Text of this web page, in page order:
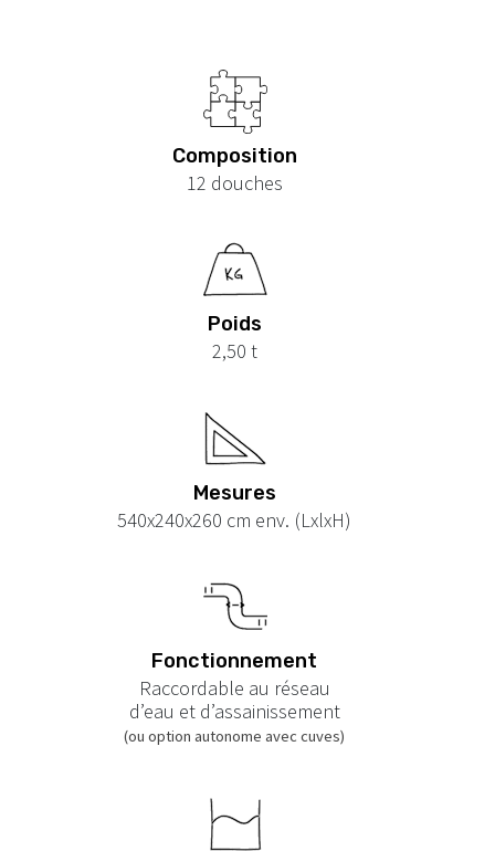
Composition
12 douches
Poids
2,50 t
Mesures
540x240x260 cm env. (LxlxH)
Fonctionnement
Raccordable au réseau
d’eau et d’assainissement
(ou option autonome avec cuves)